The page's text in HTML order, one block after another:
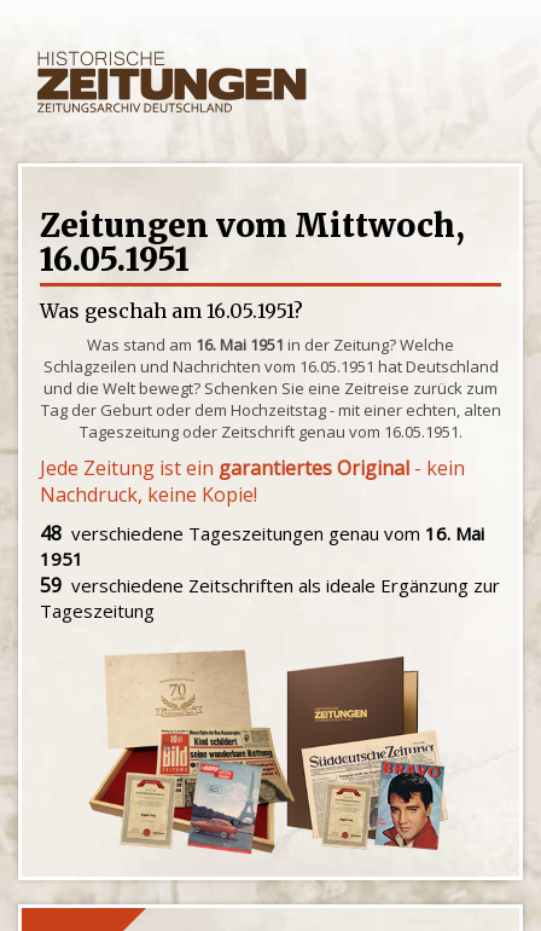
Zeitungen vom Mittwoch,
16.05.1951
Was geschah am 16.05.1951?
Was stand am 16. Mai 1951 in der Zeitung? Welche
Schlagzeilen und Nachrichten vom 16.05.1951 hat Deutschland
und die Welt bewegt? Schenken Sie eine Zeitreise zurück zum
Tag der Geburt oder dem Hochzeitstag - mit einer echten, alten
Tageszeitung oder Zeitschrift genau vom 16.05.1951.
Jede Zeitung ist ein garantiertes Original - kein
Nachdruck, keine Kopie!
48 verschiedene Tageszeitungen genau vom 16. Mai
1951
59 verschiedene Zeitschriften als ideale Ergänzung zur
Tageszeitung